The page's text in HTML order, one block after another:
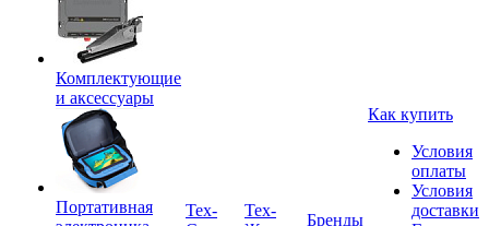
Комплектующие
и аксессуары
Портативная
Tex-
Тех-
Бренды
Как купить
Условия
оплаты
Условия
доставки